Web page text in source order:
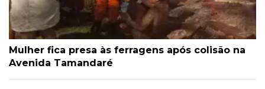
Mulher fica presa às ferragens após colisão na
Avenida Tamandaré